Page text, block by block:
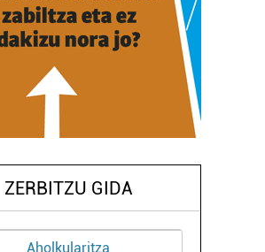
ZERBITZU GIDA
Aholkularitza